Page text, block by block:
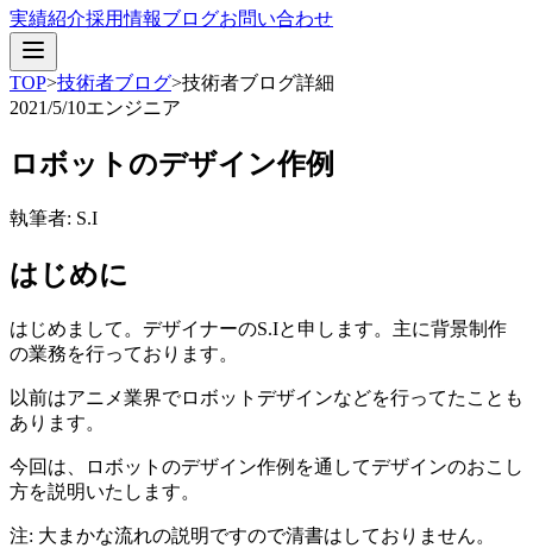
実績紹介採用情報ブログお問い合わせ
TOP>技術者ブログ>技術者ブログ詳細
2021/5/10エンジニア
ロボットのデザイン作例
執筆者: S.I
はじめに
はじめまして。デザイナーのS.Iと申します。主に背景制作
の業務を行っております。
以前はアニメ業界でロボットデザインなどを行ってたことも
あります。
今回は、ロボットのデザイン作例を通してデザインのおこし
方を説明いたします。
注: 大まかな流れの説明ですので清書はしておりません。